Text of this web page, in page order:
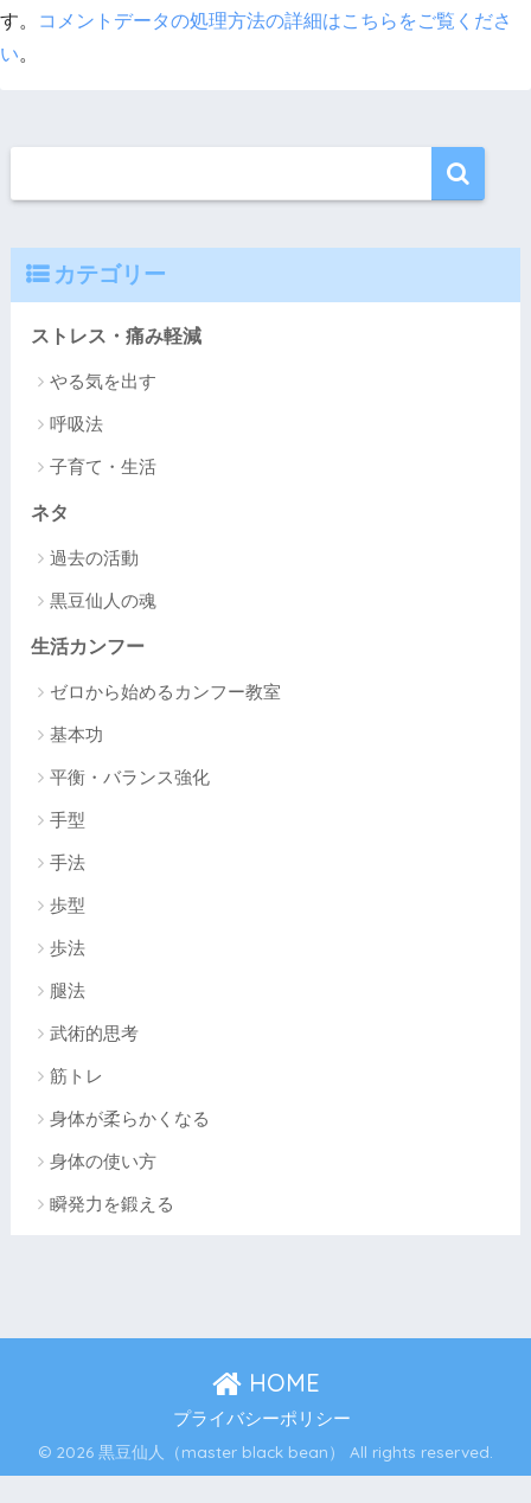
す。
コメントデータの処理方法の詳細はこちらをご覧くださ
い。
カテゴリー
ストレス・痛み軽減
やる気を出す
呼吸法
子育て・生活
ネタ
過去の活動
黒豆仙人の魂
生活カンフー
ゼロから始めるカンフー教室
基本功
平衡・バランス強化
手型
手法
歩型
歩法
腿法
武術的思考
筋トレ
身体が柔らかくなる
身体の使い方
瞬発力を鍛える
HOME
プライバシーポリシー
© 2026 黒豆仙人（master black bean） All rights reserved.